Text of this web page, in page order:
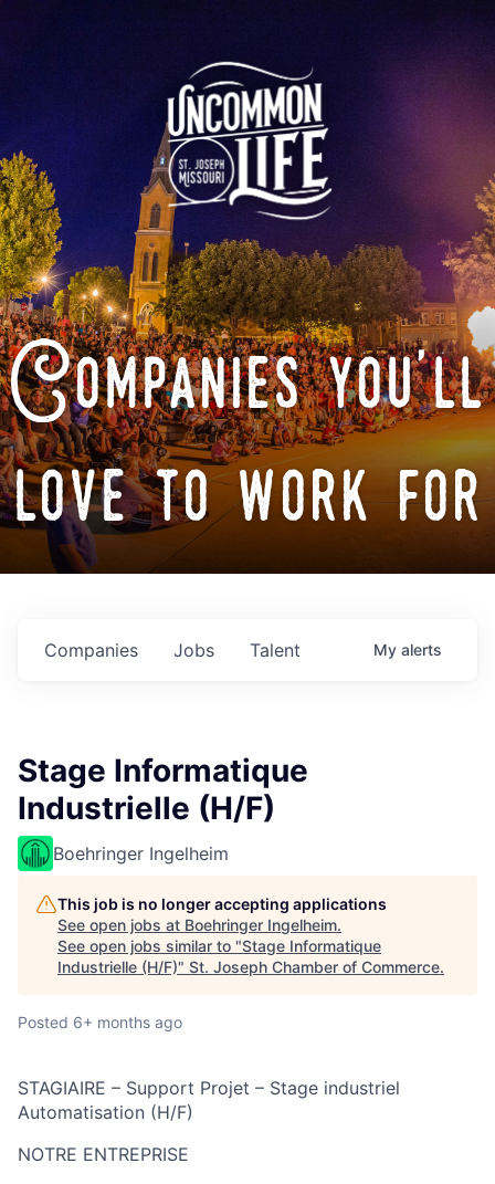
Companies you'll
love to work for
Jobs
Companies Talent My alerts
Stage Informatique
Industrielle (H/F)
Boehringer Ingelheim
This job is no longer accepting applications
See open jobs at Boehringer Ingelheim.
See open jobs similar to "Stage Informatique
Industrielle (H/F)" St. Joseph Chamber of Commerce.
Posted 6+ months ago
STAGIAIRE – Support Projet – Stage industriel
Automatisation (H/F)
NOTRE ENTREPRISE